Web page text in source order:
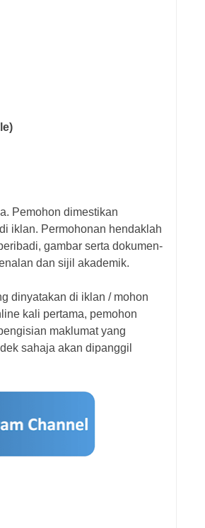
Pemohon dimestikan
iklan. Permohonan hendaklah
gambar serta dokumen-
dan sijil akademik.
dinyatakan di iklan / mohon
kali pertama, pemohon
maklumat yang
sahaja akan dipanggil